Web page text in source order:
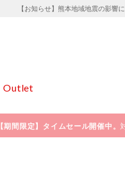
【お知らせ】熊本地域地震の影響
Outlet
【期間限定】タイムセール開催中。